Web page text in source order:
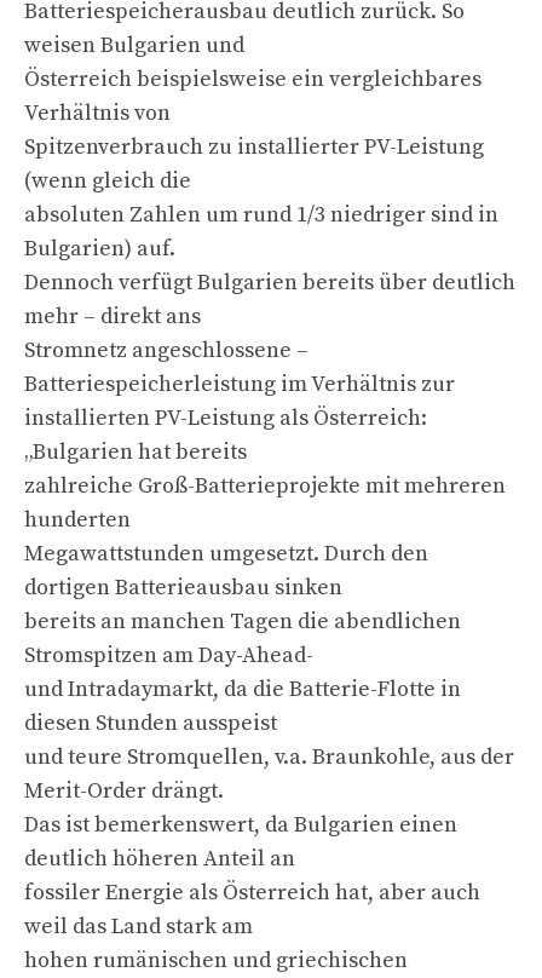
Batteriespeicherausbau deutlich zurück. So
weisen Bulgarien und
Österreich beispielsweise ein vergleichbares
Verhältnis von
Spitzenverbrauch zu installierter PV-Leistung
(wenn gleich die
absoluten Zahlen um rund 1/3 niedriger sind in
Bulgarien) auf.
Dennoch verfügt Bulgarien bereits über deutlich
mehr – direkt ans
Stromnetz angeschlossene –
Batteriespeicherleistung im Verhältnis zur
installierten PV-Leistung als Österreich:
„Bulgarien hat bereits
zahlreiche Groß-Batterieprojekte mit mehreren
hunderten
Megawattstunden umgesetzt. Durch den
dortigen Batterieausbau sinken
bereits an manchen Tagen die abendlichen
Stromspitzen am Day-Ahead-
und Intradaymarkt, da die Batterie-Flotte in
diesen Stunden ausspeist
und teure Stromquellen, v.a. Braunkohle, aus der
Merit-Order drängt.
Das ist bemerkenswert, da Bulgarien einen
deutlich höheren Anteil an
fossiler Energie als Österreich hat, aber auch
weil das Land stark am
hohen rumänischen und griechischen